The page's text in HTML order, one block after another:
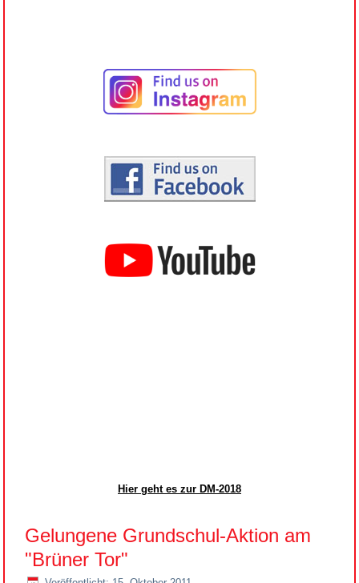
Hier geht es zur DM-2018
Gelungene Grundschul-Aktion am
"Brüner Tor"